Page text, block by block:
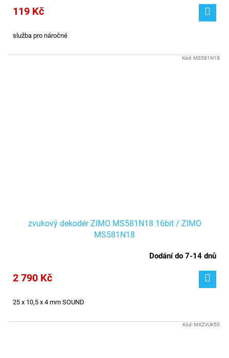
119 Kč
služba pro náročné
zvukový dekodér ZIMO MS581N18 16bit / ZIMO
MS581N18
Dodání do 7-14 dnů
2 790 Kč
25 x 10,5 x 4 mm SOUND
Kód:MS581N18
Kód: MXZVUK50